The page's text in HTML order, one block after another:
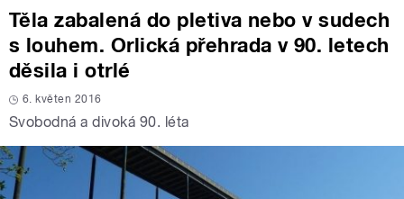
Těla zabalená do pletiva nebo v sudech
s louhem. Orlická přehrada v 90. letech
děsila i otrlé
6. květen 2016
Svobodná a divoká 90. léta